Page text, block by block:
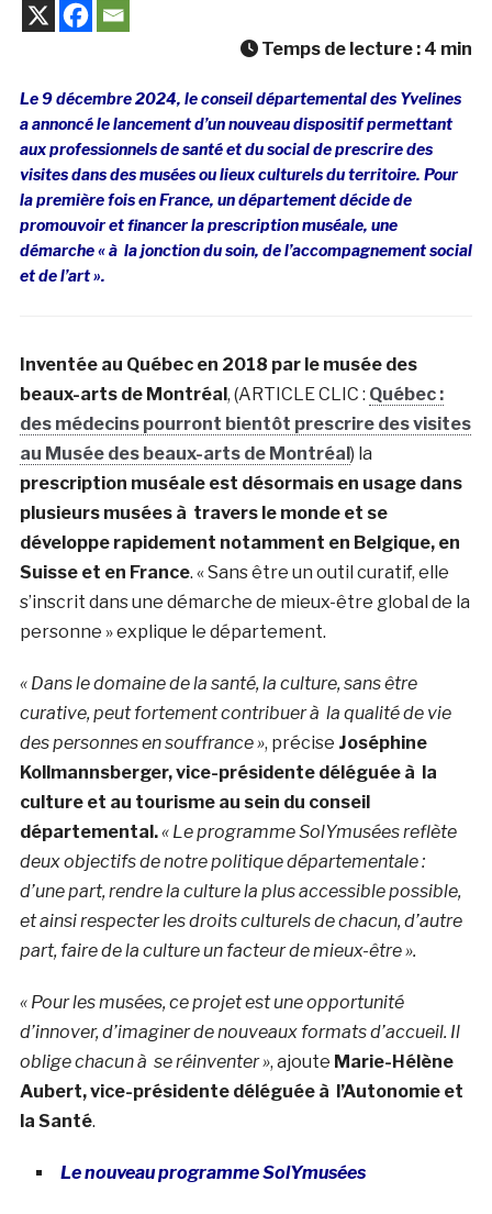
Temps de lecture : 4 min
Le 9 décembre 2024, le conseil départemental des Yvelines
a annoncé le lancement d’un nouveau dispositif permettant
aux professionnels de santé et du social de prescrire des
visites dans des musées ou lieux culturels du territoire. Pour
la première fois en France, un département décide de
promouvoir et financer la prescription muséale, une
démarche « à la jonction du soin, de l’accompagnement social
et de l’art ».
Inventée au Québec en 2018 par le musée des
beaux-arts de Montréal , (ARTICLE CLIC : Québec :
des médecins pourront bientôt prescrire des visites
au Musée des beaux-arts de Montréal ) la
prescription muséale est désormais en usage dans
plusieurs musées à travers le monde et se
développe rapidement notamment en Belgique, en
Suisse et en France. « Sans être un outil curatif, elle
s’inscrit dans une démarche de mieux-être global de la
personne » explique le département.
« Dans le domaine de la santé, la culture, sans être
curative, peut fortement contribuer à la qualité de vie
des personnes en souffrance », précise Joséphine
Kollmannsberger, vice-présidente déléguée à la
culture et au tourisme au sein du conseil
départemental.« Le programme SolYmusées reflète
deux objectifs de notre politique départementale :
d’une part, rendre la culture la plus accessible possible,
et ainsi respecter les droits culturels de chacun, d’autre
part, faire de la culture un facteur de mieux-être ».
« Pour les musées, ce projet est une opportunité
d’innover, d’imaginer de nouveaux formats d’accueil. Il
oblige chacun à se réinventer », ajoute Marie-Hélène
Aubert, vice-présidente déléguée à l’Autonomie et
la Santé.
Le nouveau programme SolYmusées